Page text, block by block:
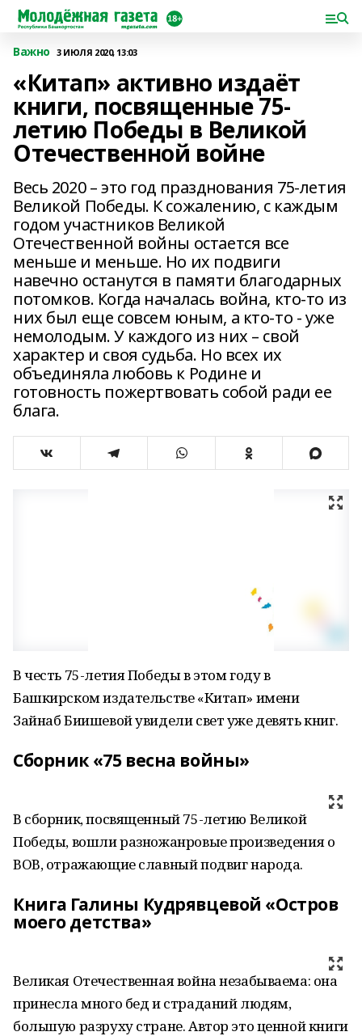
Важно 3 ИЮЛЯ 2020, 13:03
«Китап» активно издаёт
книги, посвященные 75-
летию Победы в Великой
Отечественной войне
Весь 2020 – это год празднования 75-летия
Великой Победы. К сожалению, с каждым
годом участников Великой
Отечественной войны остается все
меньше и меньше. Но их подвиги
навечно останутся в памяти благодарных
потомков. Когда началась война, кто-то из
них был еще совсем юным, а кто-то - уже
немолодым. У каждого из них – свой
характер и своя судьба. Но всех их
объединяла любовь к Родине и
готовность пожертвовать собой ради ее
блага.
В честь 75-летия Победы в этом году в
Башкирском издательстве «Китап» имени
Зайнаб Биишевой увидели свет уже девять книг.
Сборник «75 весна войны»
В сборник, посвященный 75-летию Великой
Победы, вошли разножанровые произведения о
ВОВ, отражающие славный подвиг народа.
Книга Галины Кудрявцевой «Остров
моего детства»
Великая Отечественная война незабываема: она
принесла много бед и страданий людям,
большую разруху стране. Автор это ценной книги